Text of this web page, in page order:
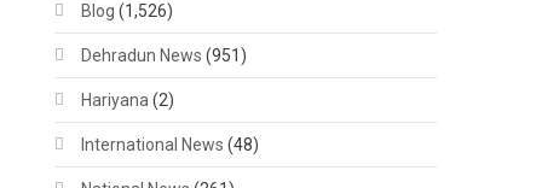
Blog (1,526)
Dehradun News (951)
Hariyana (2)
International News (48)